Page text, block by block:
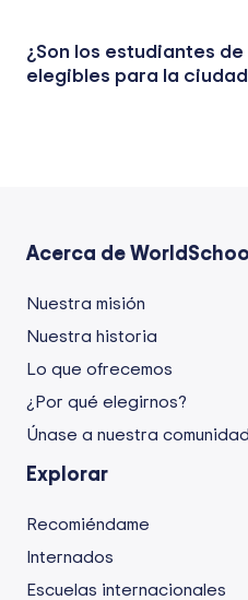
¿Son los estudiantes
elegibles para la
Acerca de
Nuestra misión
Nuestra historia
Lo que ofrecemos
¿Por qué elegirnos?
Únase a nuestra comunidad
Explorar
Recomiéndame
Internados
Escuelas internacionales